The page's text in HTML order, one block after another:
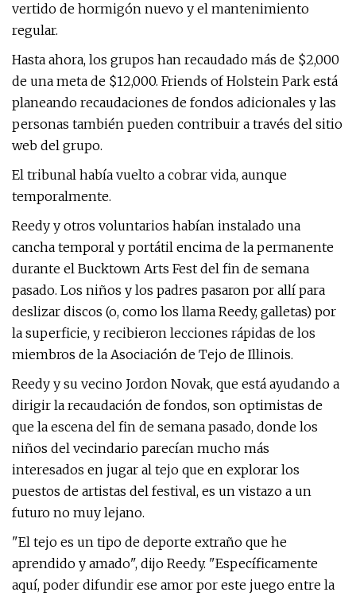
vertido de hormigón nuevo y el mantenimiento
regular.
Hasta ahora, los grupos han recaudado más de $2,000
de una meta de $12,000. Friends of Holstein Park está
planeando recaudaciones de fondos adicionales y las
personas también pueden contribuir a través del sitio
web del grupo.
El tribunal había vuelto a cobrar vida, aunque
temporalmente.
Reedy y otros voluntarios habían instalado una
cancha temporal y portátil encima de la permanente
durante el Bucktown Arts Fest del fin de semana
pasado. Los niños y los padres pasaron por allí para
deslizar discos (o, como los llama Reedy, galletas) por
la superficie, y recibieron lecciones rápidas de los
miembros de la Asociación de Tejo de Illinois.
Reedy y su vecino Jordon Novak, que está ayudando a
dirigir la recaudación de fondos, son optimistas de
que la escena del fin de semana pasado, donde los
niños del vecindario parecían mucho más
interesados ​​en jugar al tejo que en explorar los
puestos de artistas del festival, es un vistazo a un
futuro no muy lejano.
"El tejo es un tipo de deporte extraño que he
aprendido y amado", dijo Reedy. "Específicamente
aquí, poder difundir ese amor por este juego entre la